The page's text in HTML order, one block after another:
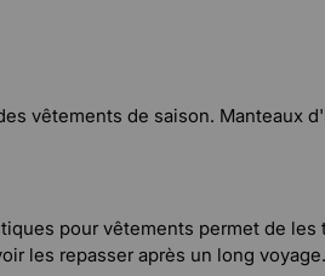
vêtements de saison. Manteaux
pour vêtements permet de
les repasser après un long voyage.